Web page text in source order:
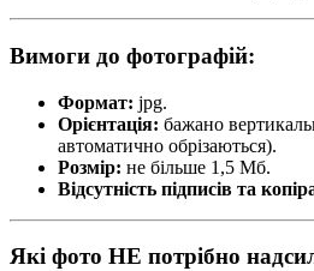
Вимоги до фотографій:
Формат: jpg.
Орієнтація: бажано
автоматично обрізаються).
Розмір: не більше 1,5 Мб.
Відсутність підписів та
Які фото НЕ потрібно